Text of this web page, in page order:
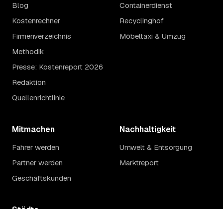
Blog
Kostenrechner
Firmenverzeichnis
Methodik
Presse: Kostenreport 2026
Redaktion
Quellenrichtlinie
Containerdienst
Recyclinghof
Möbeltaxi & Umzug
Mitmachen
Fahrer werden
Partner werden
Geschäftskunden
Nachhaltigkeit
Umwelt & Entsorgung
Marktreport